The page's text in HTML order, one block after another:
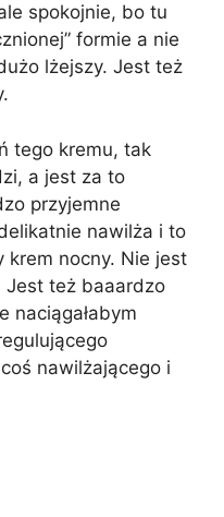
spokojnie, bo tu
formie a nie
lżejszy. Jest też
tego kremu, tak
a jest za to
przyjemne
nawilża i to
nocny. Nie jest
Jest też baaardzo
naciągałabym
nawilżającego i